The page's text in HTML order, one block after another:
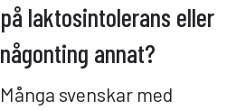
på laktosintolerans eller
någonting annat?
Många svenskar med